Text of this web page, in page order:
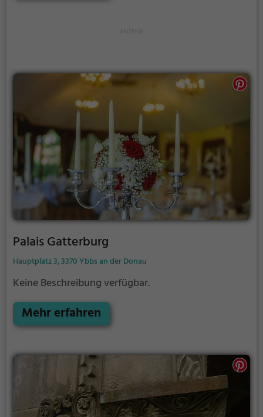
Palais Gatterburg
Hauptplatz 3, 3370 Ybbs an der Donau
Keine Beschreibung verfügbar.
Mehr erfahren